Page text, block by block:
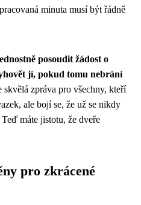
minuta musí být řádně
posoudit žádost o
jí, pokud tomu nebrání
skvělá zpráva pro všechny, kteří
ale bojí se, že už se nikdy
máte jistotu, že dveře
pro zkrácené